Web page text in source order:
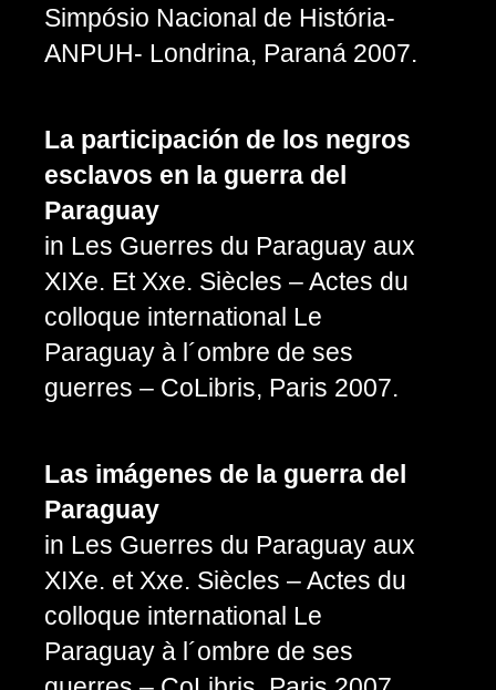
Simpósio Nacional de História-
ANPUH- Londrina, Paraná 2007.
La participación de los negros
esclavos en la guerra del
Paraguay
in Les Guerres du Paraguay aux
XIXe. Et Xxe. Siècles – Actes du
colloque international Le
Paraguay à l´ombre de ses
guerres – CoLibris, Paris 2007.
Las imágenes de la guerra del
Paraguay
in Les Guerres du Paraguay aux
XIXe. et Xxe. Siècles – Actes du
colloque international Le
Paraguay à l´ombre de ses